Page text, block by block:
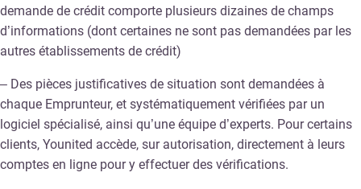
demande de crédit comporte plusieurs dizaines de champs
d’informations (dont certaines ne sont pas demandées par les
autres établissements de crédit)
– Des pièces justificatives de situation sont demandées à
chaque Emprunteur, et systématiquement vérifiées par un
logiciel spécialisé, ainsi qu’une équipe d’experts. Pour certains
clients, Younited accède, sur autorisation, directement à leurs
comptes en ligne pour y effectuer des vérifications.